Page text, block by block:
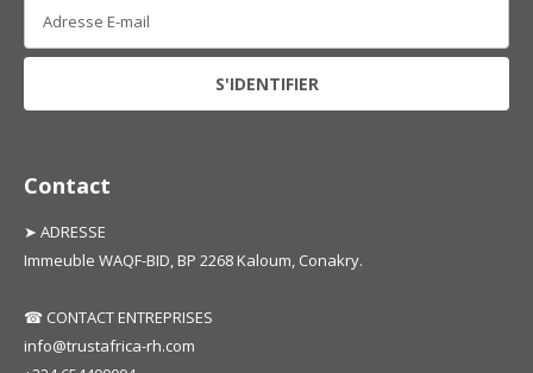
Contact
➤ ADRESSE
Immeuble WAQF-BID, BP 2268 Kaloum, Conakry.
☎ CONTACT ENTREPRISES
info@trustafrica-rh.com